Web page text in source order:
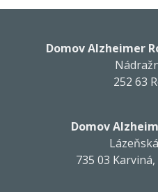
Domov Alzheimer
252 63
Domov
735 03